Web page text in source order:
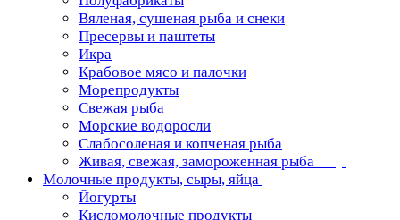
Вяленая, сушеная рыба и снеки
Пресервы и паштеты
Икра
Крабовое мясо и палочки
Морепродукты
Свежая рыба
Морские водоросли
Слабосоленая и копченая рыба
Живая, свежая, замороженная рыба
Молочные продукты, сыры, яйца
Йогурты
Кисломолочные продукты